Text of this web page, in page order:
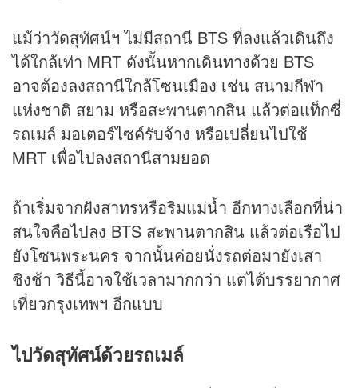
แม้ว่าวัดสุทัศน์ฯ ไม่มีสถานี BTS ที่ลงแล้วเดินถึง
ได้ใกล้เท่า MRT ดังนั้นหากเดินทางด้วย BTS
อาจต้องลงสถานีใกล้โซนเมือง เช่น สนามกีฬา
แห่งชาติ สยาม หรือสะพานตากสิน แล้วต่อแท็กซี่
รถเมล์ มอเตอร์ไซค์รับจ้าง หรือเปลี่ยนไปใช้
MRT เพื่อไปลงสถานีสามยอด
ถ้าเริ่มจากฝั่งสาทรหรือริมแม่น้ำ อีกทางเลือกที่น่า
สนใจคือไปลง BTS สะพานตากสิน แล้วต่อเรือไป
ยังโซนพระนคร จากนั้นค่อยนั่งรถต่อมายังเสา
ชิงช้า วิธีนี้อาจใช้เวลามากกว่า แต่ได้บรรยากาศ
เที่ยวกรุงเทพฯ อีกแบบ
ไปวัดสุทัศน์ด้วยรถเมล์